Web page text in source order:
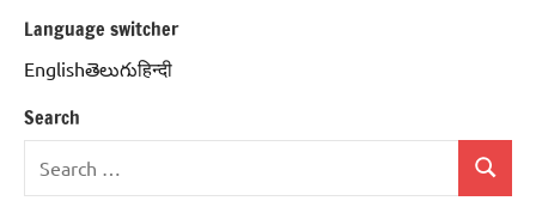
Language switcher
Englishతెలుగుहिन्दी
Search
Search
for:
Search